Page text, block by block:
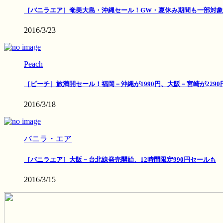
［バニラエア］奄美大島・沖縄セール！GW・夏休み期間も一部対象
2016/3/23
Peach
［ピーチ］旅満開セール！福岡－沖縄が1990円、大阪－宮崎が2290
2016/3/18
バニラ・エア
［バニラエア］大阪－台北線発売開始、12時間限定990円セールも
2016/3/15